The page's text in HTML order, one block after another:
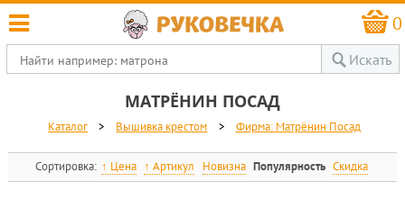
0
Искать
МАТРЁНИН ПОСАД
Каталог > Вышивка крестом > Фирма: Матрёнин Посад
Сортировка: Цена Артикул Новизна Популярность Скидка